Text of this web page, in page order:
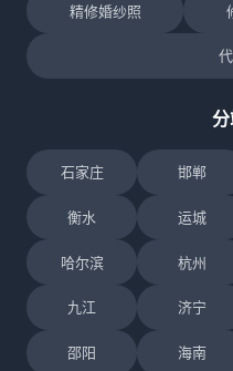
精修婚纱照
石家庄 邯郸
衡水 运城
哈尔滨 杭州
九江 济宁
邵阳 海南